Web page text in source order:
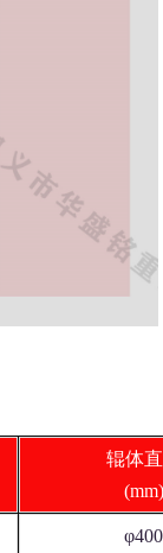
辊体
(mm)
φ400